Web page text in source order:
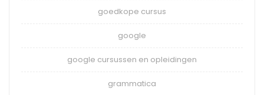
goedkope cursus
google
google cursussen en opleidingen
grammatica